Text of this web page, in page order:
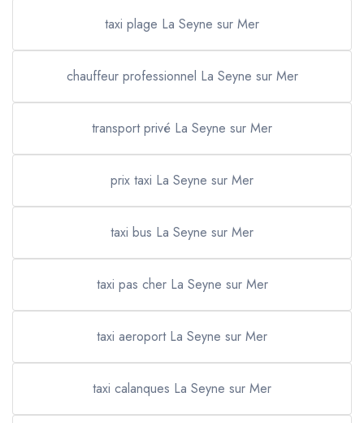
taxi plage La Seyne sur Mer
chauffeur professionnel La Seyne sur Mer
transport privé La Seyne sur Mer
prix taxi La Seyne sur Mer
taxi bus La Seyne sur Mer
taxi pas cher La Seyne sur Mer
taxi aeroport La Seyne sur Mer
taxi calanques La Seyne sur Mer